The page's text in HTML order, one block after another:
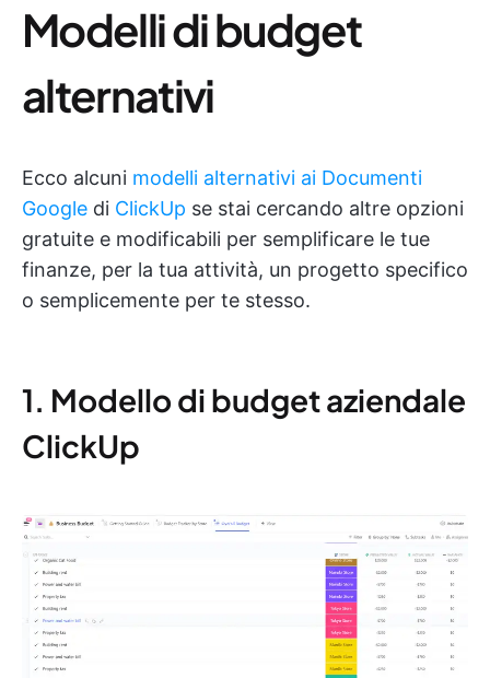
Modelli di budget
alternativi
Ecco alcuni modelli alternativi ai Documenti
Google di ClickUp se stai cercando altre opzioni
gratuite e modificabili per semplificare le tue
finanze, per la tua attività, un progetto specifico
o semplicemente per te stesso.
1. Modello di budget aziendale
ClickUp